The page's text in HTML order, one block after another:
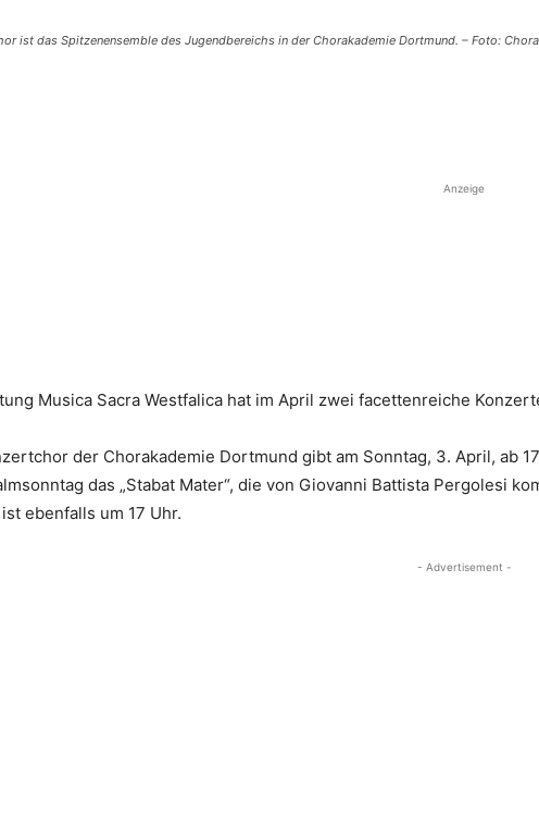
ist das Spitzenensemble des Jugendbereichs in der Chorakademie Dortmund. – Foto:
Anzeige
Musica Sacra Westfalica hat im April zwei facettenreiche
der Chorakademie Dortmund gibt am Sonntag, 3. April, ab
das „Stabat Mater“, die von Giovanni Battista Pergolesi
ebenfalls um 17 Uhr.
- Advertisement -